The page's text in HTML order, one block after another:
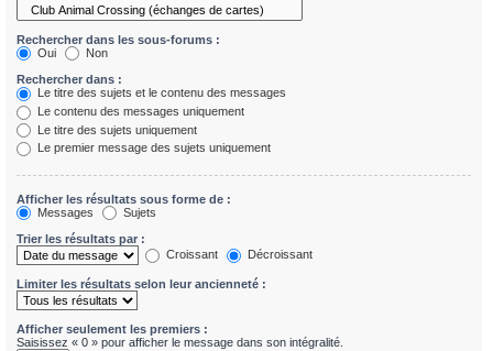
Rechercher dans les sous-forums :
Oui
Non
Rechercher dans :
Le titre des sujets et le contenu des messages
Le contenu des messages uniquement
Le titre des sujets uniquement
Le premier message des sujets uniquement
Afficher les résultats sous forme de :
Messages
Sujets
Trier les résultats par :
Croissant
Décroissant
Limiter les résultats selon leur ancienneté :
Afficher seulement les premiers :
Saisissez « 0 » pour afficher le message dans son intégralité.